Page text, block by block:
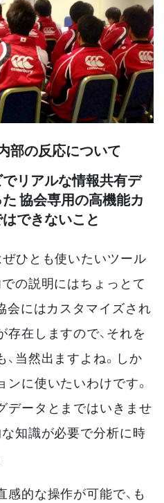
部の反応について
リアルな情報共有デ
協会専用の高機能カ
できないこと
ひとも使いたいツール
の説明にはちょっとて
会にはカスタマイズされ
在しますので、それを
当然出ますよね。しか
に使いたいわけです。
データとまではいきませ
知識が必要で分析に時
的な操作が可能で、も